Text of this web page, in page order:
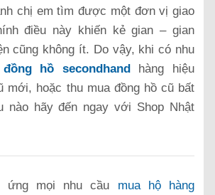
chị em tìm được một đơn vị giao
điều này khiến kẻ gian – gian
cũng không ít. Do vậy, khi có nhu
đồng hồ secondhand
hàng hiệu
mới, hoặc thu mua đồng hồ cũ bất
nào hãy đến ngay với Shop Nhật
ứng mọi nhu cầu mua hộ hàng